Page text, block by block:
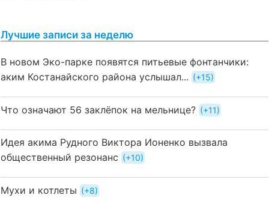
Лучшие записи за неделю
В новом Эко-парке появятся питьевые фонтанчики:
аким Костанайского района услышал...
+15
Что означают 56 заклёпок на мельнице? +11
Идея акима Рудного Виктора Ионенко вызвала
общественный резонанс
+10
Мухи и котлеты +8